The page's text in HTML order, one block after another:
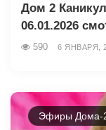
Дом 2
06.01.2026
590 6 ЯНВАРЯ,
Эфиры Дома-